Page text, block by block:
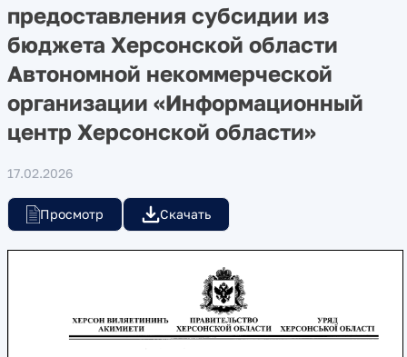
предоставления субсидии из
бюджета Херсонской области
Автономной некоммерческой
организации «Информационный
центр Херсонской области»
17.02.2026
Просмотр Скачать